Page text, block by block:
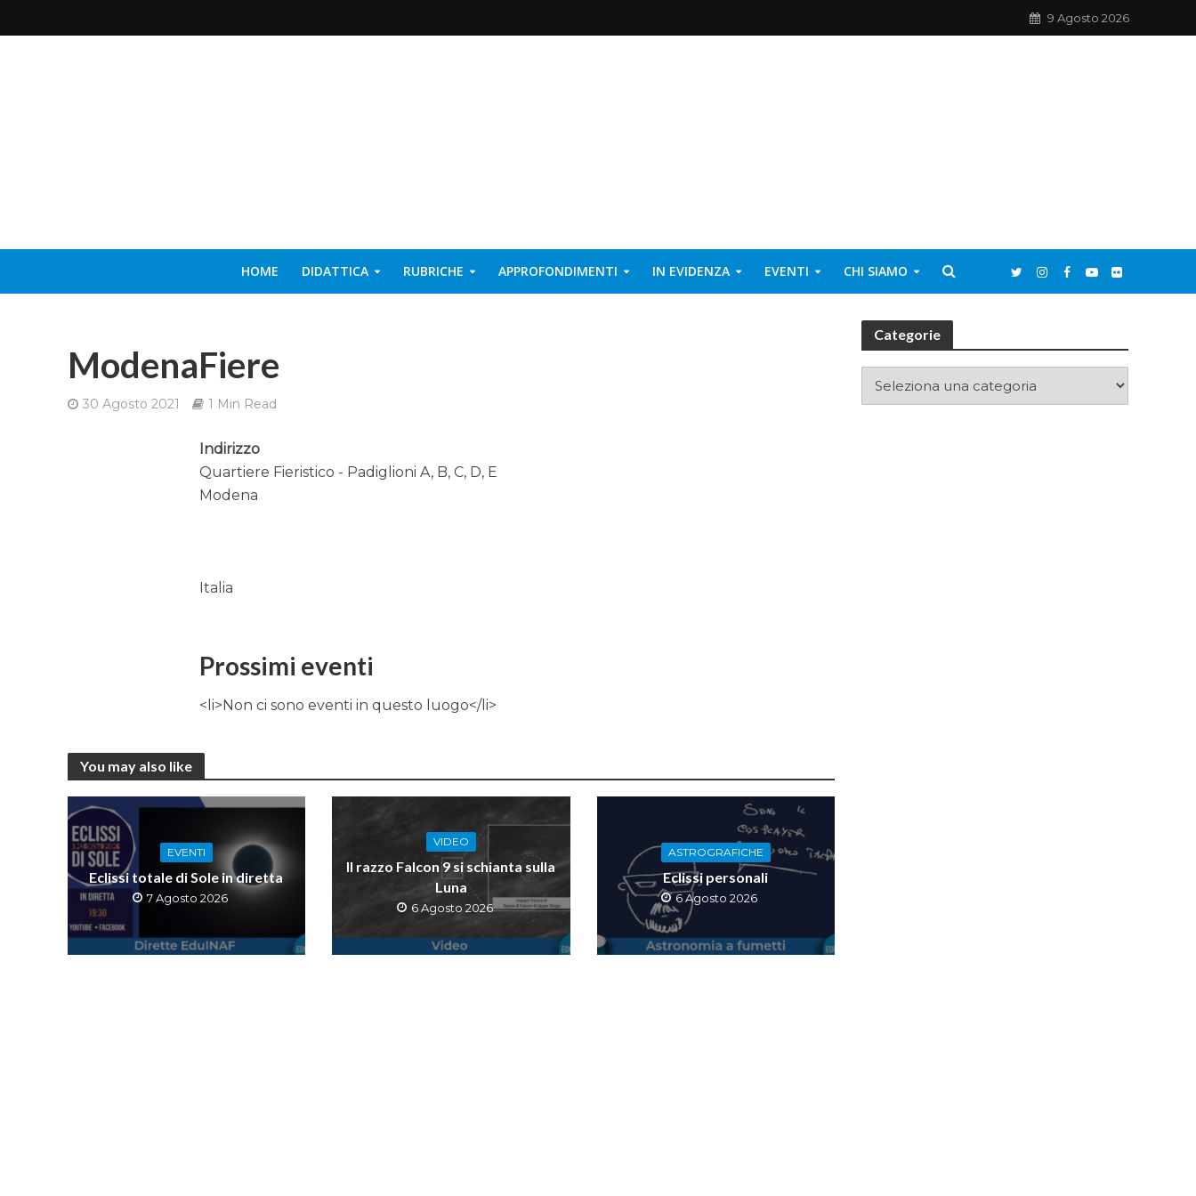
9 Agosto 2026
HOME DIDATTICA RUBRICHE APPROFONDIMENTI IN EVIDENZA EVENTI CHI SIAMO
ModenaFiere
30 Agosto 2021 1 Min Read
Indirizzo
Quartiere Fieristico - Padiglioni A, B, C, D, E
Modena
Italia
Prossimi eventi
<li>Non ci sono eventi in questo luogo</li>
You may also like
EVENTI
Eclissi totale di Sole in diretta
7 Agosto 2026
VIDEO
Il razzo Falcon 9 si schianta sulla
Luna
6 Agosto 2026
ASTROGRAFICHE
Eclissi personali
6 Agosto 2026
Categorie